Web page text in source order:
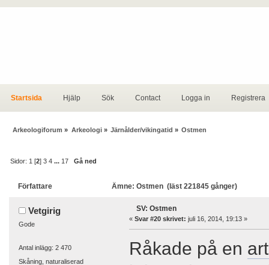
Startsida Hjälp Sök Contact Logga in Registrera
Arkeologiforum » Arkeologi» Järnålder/vikingatid » Ostmen
Sidor: 1 [2]3 4 ... 17 Gå ned
Författare Ämne: Ostmen (läst 221845 gånger)
Vetgirig
Gode
Antal inlägg: 2 470
Skåning, naturaliserad
SV: Ostmen
« Svar #20 skrivet: juli 16, 2014, 19:13 »
Råkade på en